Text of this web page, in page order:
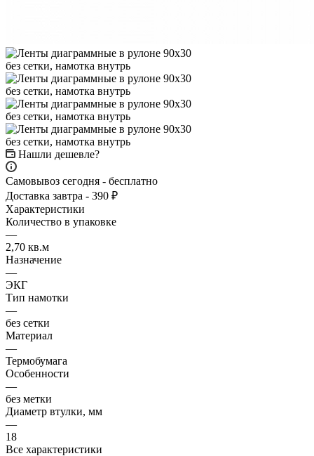
Нашли дешевле?
Самовывоз сегодня - бесплатно
Доставка завтра - 390 ₽
Характеристики
Количество в упаковке
—
2,70 кв.м
Назначение
—
ЭКГ
Тип намотки
—
без сетки
Материал
—
Термобумага
Особенности
—
без метки
Диаметр втулки, мм
—
18
Все характеристики